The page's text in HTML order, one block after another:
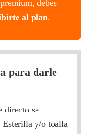
debes
al plan.
para darle
directo se
Esterilla y/o toalla